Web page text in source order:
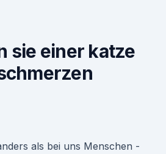
sie einer katze
als bei uns Menschen -